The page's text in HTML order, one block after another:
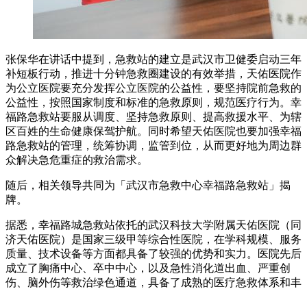
张保华在讲话中提到，急救站的建立是武汉市卫健委启动三年
补短板行动，推进十分钟急救圈建设的有效举措，天佑医院作
为公立医院要充分发挥公立医院的公益性，要坚持院前急救的
公益性，按照国家制度和标准的急救原则，规范医疗行为。幸
福路急救站要服从调度、坚持急救原则、提高救援水平、为辖
区百姓的生命健康保驾护航。同时希望天佑医院也要加强幸福
路急救站的管理，统筹协调，监管到位，从而更好地为周边群
众解决急危重症的救治需求。
随后，相关领导共同为「武汉市急救中心幸福路急救站」揭
牌。
据悉，幸福路城急救站依托的武汉科技大学附属天佑医院（同
济天佑医院）是国家三级甲等综合性医院，在学科规模、服务
质量、技术设备等方面都具备了较强的优势和实力。医院先后
成立了胸痛中心、卒中中心，以及急性消化道出血、严重创
伤、脑外伤等救治绿色通道，具备了成熟的医疗急救体系和丰